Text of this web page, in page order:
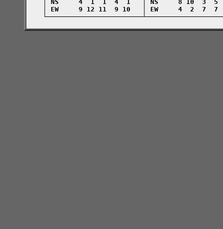
│ NS     4  1  1  4  1   │ NS     8 10  3
│ EW     9 12 11  9 10   │ EW     4  2  7